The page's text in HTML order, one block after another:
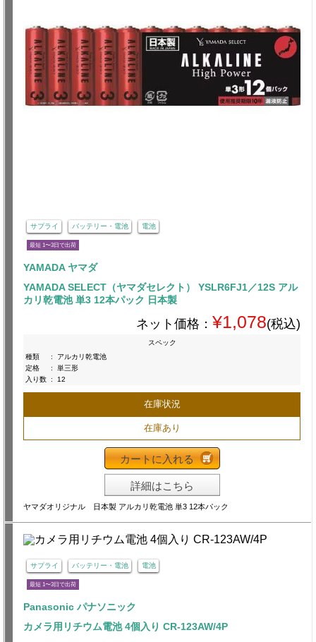
サプライ バッテリー・電池 電池
最短 1〜3日で出荷
YAMADA ヤマダ
YAMADA SELECT（ヤマダセレクト） YSLR6FJ1／12S アル
カリ乾電池 単3 12本パック 日本製
ネット価格： ¥1,078(税込)
スペック
種類
:
アルカリ乾電池
定格
:
単三形
入り数 : 12
在庫状況
在庫あり
カートに入れる
詳細はこちら
ヤマダオリジナル 日本製 アルカリ乾電池 単3 12本パック
サプライ バッテリー・電池 電池
最短 1〜3日で出荷
Panasonic パナソニック
カメラ用リチウム電池 4個入り CR-123AW/4P